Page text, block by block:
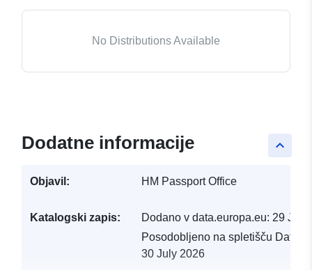
No Distributions Available
keyboard_arrow_up
Dodatne informacije
Objavil: HM Passport Office
Katalogski zapis: Dodano v data.europa.eu: 29 July
Posodobljeno na spletišču
30 July 2026